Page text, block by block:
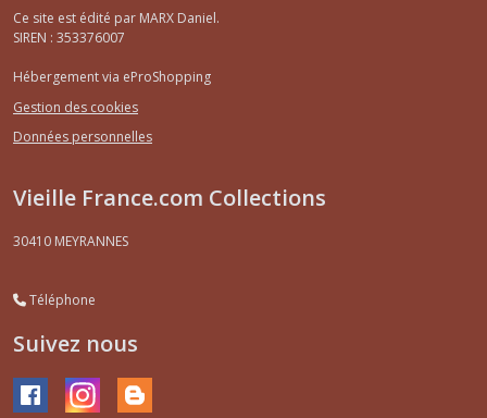
Ce site est édité par MARX Daniel.
SIREN : 353376007
Hébergement via eProShopping
Gestion des cookies
Données personnelles
Vieille France.com Collections
30410 MEYRANNES
Téléphone
Suivez nous